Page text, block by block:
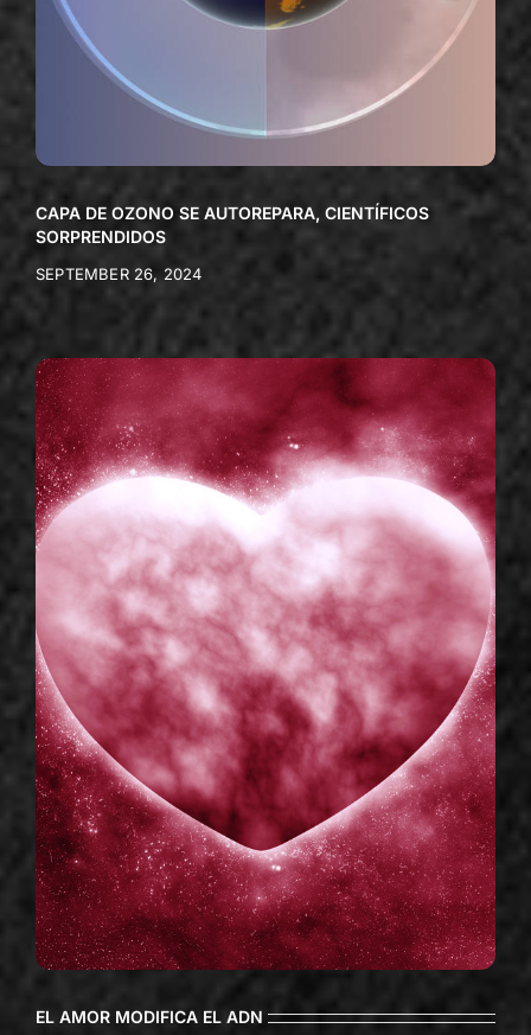
CAPA DE OZONO SE AUTOREPARA, CIENTÍFICOS
SORPRENDIDOS
SEPTEMBER 26, 2024
EL AMOR MODIFICA EL ADN